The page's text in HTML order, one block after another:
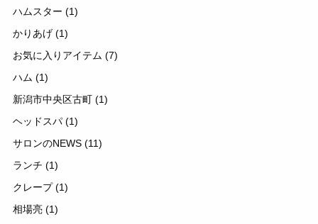
ハムスター (1)
かりあげ (1)
お気に入りアイテム (7)
ハム (1)
新潟市中央区古町 (1)
ヘッドスパ (1)
サロンのNEWS (11)
ランチ (1)
クレープ(1)
相場亮 (1)